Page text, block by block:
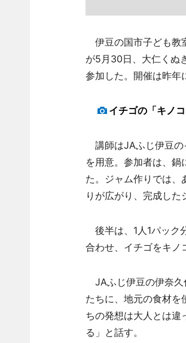
伊豆の国市子ども教
が5月30日、大仁くぬ
参加した。開催は昨年
イチゴの「キノ
講師はJAふじ伊豆の
を用意。参加者は、
た。ジャム作りでは、
りが広がり、完成した
後半は、1人1パック
合わせ、イチゴをキノ
JAふじ伊豆の伊奈久
たちに、地元の食材を
ちの発想は大人とは違
る」と話す。